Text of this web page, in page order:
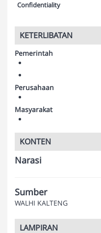
Confidentiality
KETERLIBATAN
Pemerintah
Perusahaan
Masyarakat
KONTEN
Narasi
Sumber
WALHI KALTENG
LAMPIRAN